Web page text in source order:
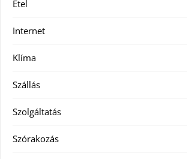
Étel
Internet
Klíma
Szállás
Szolgáltatás
Szórakozás